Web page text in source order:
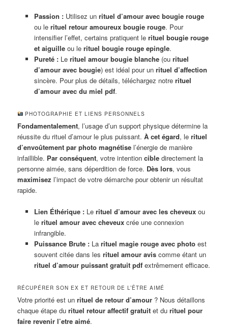
Passion :Utilisez un rituel d’amour avec bougie rouge
ou le rituel retour amoureux bougie rouge. Pour
intensifier l’effet, certains pratiquent le rituel bougie rouge
et aiguilleou le rituel bougie rouge epingle.
Pureté :Le rituel amour bougie blanche(ou rituel
d’amour avec bougie) est idéal pour un rituel d’affection
sincère. Pour plus de détails, téléchargez notre rituel
d’amour avec du miel pdf.
PHOTOGRAPHIE ET LIENS PERSONNELS
Fondamentalement, l’usage d’un support physique détermine la
réussite du rituel d’amour le plus puissant.À cet égard, lerituel
d’envoûtement par photo magnétise l’énergie de manière
infaillible. Par conséquent, votre intentioncible directement la
personne aimée, sans déperdition de force. Dès lors, vous
maximisez l’impact de votre démarche pour obtenir un résultat
rapide.
Lien Éthérique :Le rituel d’amour avec les cheveuxou
le rituel amour avec cheveuxcrée une connexion
infrangible.
Puissance Brute :La rituel magie rouge avec photoest
souvent citée dans les rituel amour aviscomme étant un
rituel d’amour puissant gratuit pdfextrêmement efficace.
RÉCUPÉRER SON EX ET RETOUR DE L’ÊTRE AIMÉ
Votre priorité est unrituel de retour d’amour ? Nous détaillons
chaque étape durituel retour affectif gratuit et durituel pour
faire revenir l’etre aimé.